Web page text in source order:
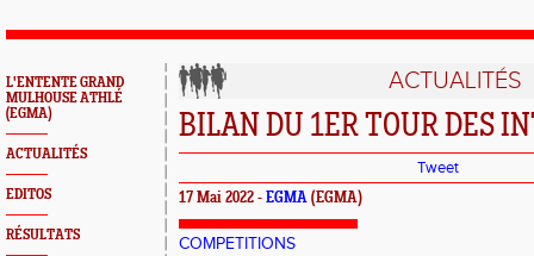
L'ENTENTE GRAND
MULHOUSE ATHLÉ
(EGMA)
ACTUALITÉS
EDITOS
RÉSULTATS
ACTUALITÉS
BILAN DU 1ER TOUR DES
Tweet
17 Mai 2022 - EGMA (EGMA)
COMPETITIONS